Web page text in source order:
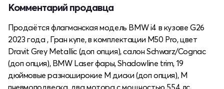
Комментарий продавца
Продаётся флагманская модель BMW i4 в кузове G26
2023 года , Гран купе, в комплектации M50 Pro, цвет
Dravit Grey Metallic (доп опция), салон Schwarz/Cognac
(доп опция), BMW Laser фары, Shadowline trim, 19
дюймовые разноширокие М диски (доп опция), М
пневмоподвеска, два мотора с мощностью 554 лс,